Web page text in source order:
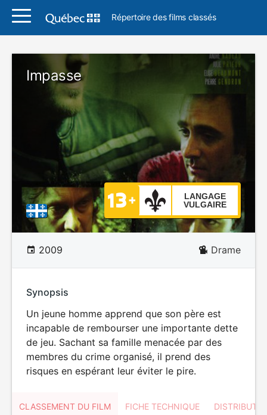
Répertoire des films classés
Impasse
LANGAGE
VULGAIRE
2009 Drame
Synopsis
Un jeune homme apprend que son père est
incapable de rembourser une importante dette
de jeu. Sachant sa famille menacée par des
membres du crime organisé, il prend des
risques en espérant leur éviter le pire.
CLASSEMENT DU FILM FICHE TECHNIQUE